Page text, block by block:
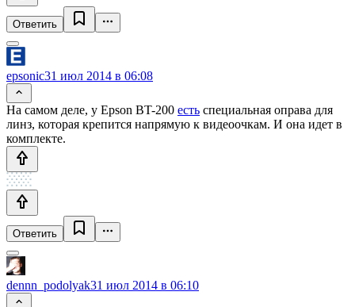
Ответить
epsonic31 июл 2014 в 06:08
На самом деле, у Epson BT-200 есть специальная оправа для
линз, которая крепится напрямую к видеоочкам. И она идет в
комплекте.
Ответить
dennn_podolyak31 июл 2014 в 06:10